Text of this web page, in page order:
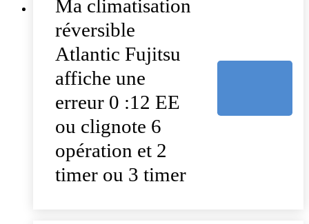
Ma climatisation
réversible
Atlantic Fujitsu
affiche une
erreur 0 :12 EE
ou clignote 6
opération et 2
timer ou 3 timer